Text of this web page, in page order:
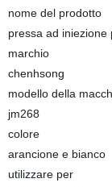
nome del prodotto
pressa ad iniezione
marchio
chenhsong
modello della
jm268
colore
arancione e bianco
utilizzare per